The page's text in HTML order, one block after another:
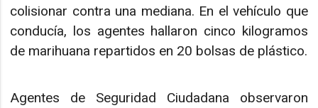
colisionar contra una mediana. En el vehículo que
conducía, los agentes hallaron cinco kilogramos
de marihuana repartidos en 20 bolsas de plástico.
Agentes de Seguridad Ciudadana observaron